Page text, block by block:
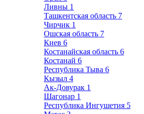
Ливны 1
Ташкентская область 7
Чирчик 1
Ошская область 7
Киев 6
Костанайская область 6
Костанай 6
Республика Тыва 6
Кызыл 4
Ак-Довурак 1
Шагонар 1
Республика Ингушетия 5